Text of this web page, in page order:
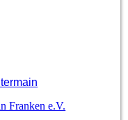
Franken e.V.